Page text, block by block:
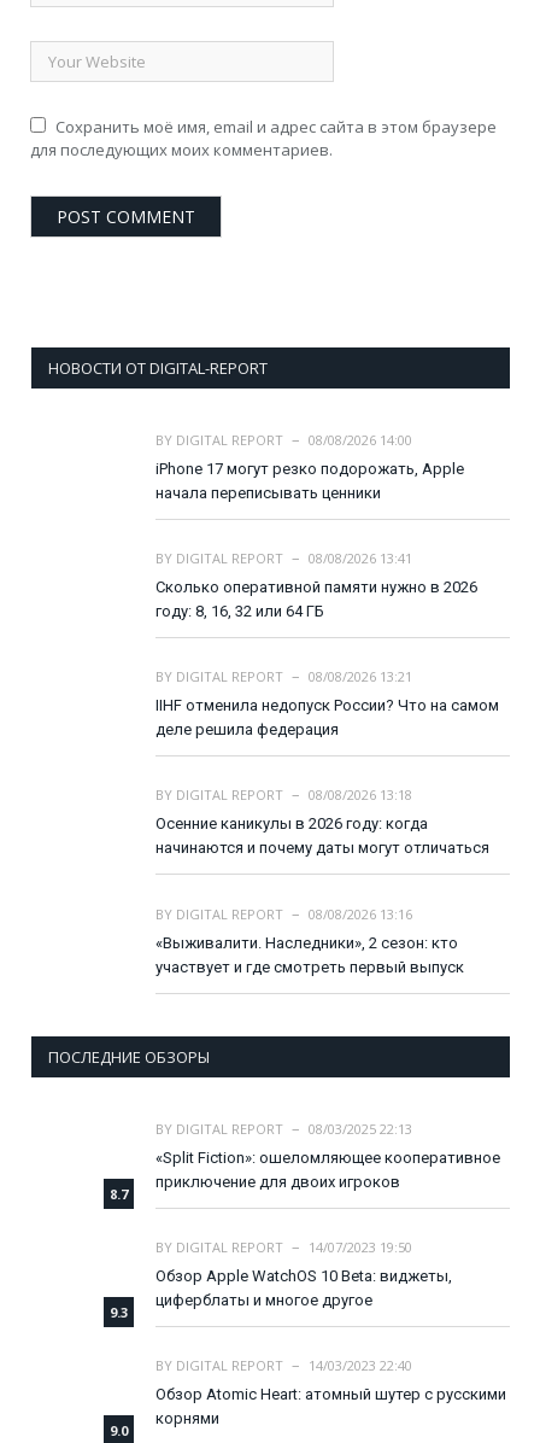
Сохранить моё имя, email и адрес сайта в этом браузере
для последующих моих комментариев.
НОВОСТИ ОТ DIGITAL-REPORT
BY DIGITAL REPORT
08/08/2026 14:00
iPhone 17 могут резко подорожать, Apple
начала переписывать ценники
BY DIGITAL REPORT
08/08/2026 13:41
Сколько оперативной памяти нужно в 2026
году: 8, 16, 32 или 64 ГБ
BY DIGITAL REPORT
08/08/2026 13:21
IIHF отменила недопуск России? Что на самом
деле решила федерация
BY DIGITAL REPORT
08/08/2026 13:18
Осенние каникулы в 2026 году: когда
начинаются и почему даты могут отличаться
BY DIGITAL REPORT
08/08/2026 13:16
«Выживалити. Наследники», 2 сезон: кто
участвует и где смотреть первый выпуск
ПОСЛЕДНИЕ ОБЗОРЫ
8.7
BY DIGITAL REPORT
08/03/2025 22:13
«Split Fiction»: ошеломляющее кооперативное
приключение для двоих игроков
9.3
BY DIGITAL REPORT
14/07/2023 19:50
Обзор Apple WatchOS 10 Beta: виджеты,
циферблаты и многое другое
9.0
BY DIGITAL REPORT
14/03/2023 22:40
Обзор Atomic Heart: атомный шутер с русскими
корнями